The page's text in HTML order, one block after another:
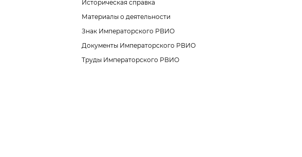
Историческая справка
Материалы о деятельности
Знак Императорского РВИО
Документы Императорского РВИО
Труды Императорского РВИО